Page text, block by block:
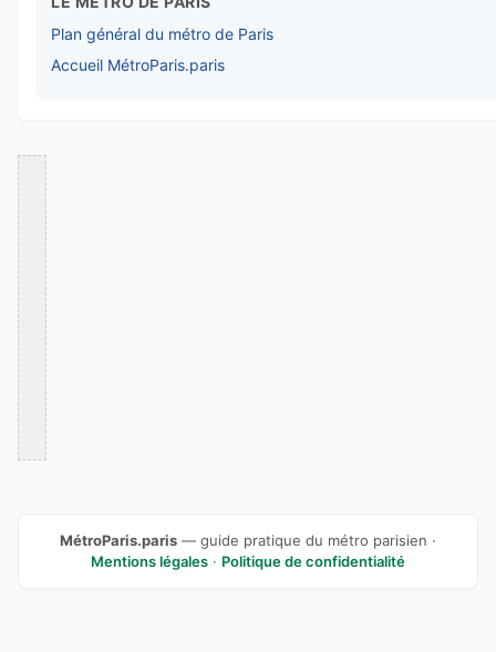
Plan général du métro de Paris
Accueil MétroParis.paris
MétroParis.paris — guide pratique du métro parisien ·
Mentions légales · Politique de confidentialité